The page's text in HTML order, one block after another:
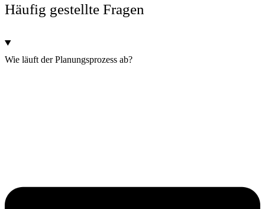
Häufig gestellte Fragen
Wie läuft der Planungsprozess ab?